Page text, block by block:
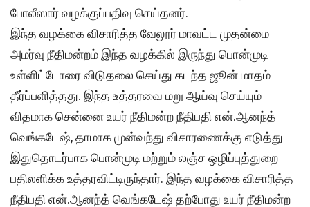
போலீஸார் வழக்குப்பதிவு செய்தனர்.
இந்த வழக்கை விசாரித்த வேலூர் மாவட்ட முதன்மை
அமர்வு நீதிமன்றம் இந்த வழக்கில் இருந்து பொன்முடி
உள்ளிட்டோரை விடுதலை செய்து கடந்த ஜூன் மாதம்
தீர்ப்பளித்தது. இந்த உத்தரவை மறு ஆய்வு செய்யும்
விதமாக சென்னை உயர் நீதிமன்ற நீதிபதி என்.ஆனந்த்
வெங்கடேஷ், தாமாக முன்வந்து விசாரணைக்கு எடுத்து
இதுதொடர்பாக பொன்முடி மற்றும் லஞ்ச ஒழிப்புத்துறை
பதிலளிக்க உத்தரவிட்டிருந்தார். இந்த வழக்கை விசாரித்த
நீதிபதி என்.ஆனந்த் வெங்கடேஷ் தற்போது உயர் நீதிமன்ற